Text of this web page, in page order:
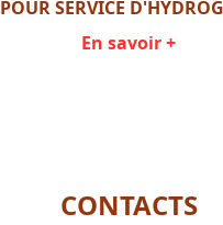
POUR SERVICE
En savoir +
CONTACTS